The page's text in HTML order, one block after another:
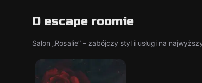
O escape roomie
Salon „Rosalie” – zabójczy styl i usługi na